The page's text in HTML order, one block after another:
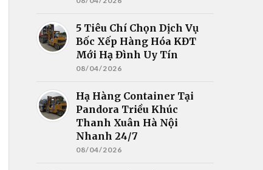
5 Tiêu Chí Chọn Dịch Vụ
Bốc Xếp Hàng Hóa KĐT
Mới Hạ Đình Uy Tín
08/04/2026
Hạ Hàng Container Tại
Pandora Triều Khúc
Thanh Xuân Hà Nội
Nhanh 24/7
08/04/2026